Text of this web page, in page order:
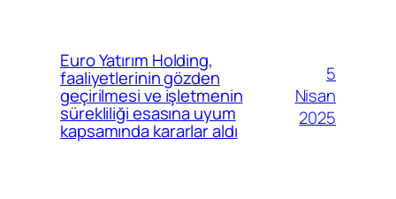
Euro Yatırım Holding,
faaliyetlerinin gözden
geçirilmesi ve işletmenin
sürekliliği esasına uyum
kapsamında kararlar aldı
5
Nisan
2025